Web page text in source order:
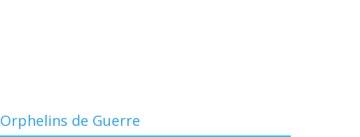
de Guerre